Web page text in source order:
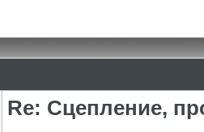
Re: Сцепление,